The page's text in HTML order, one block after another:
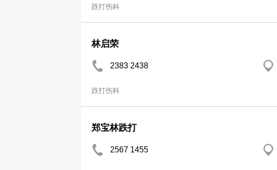
跌打伤科
林启荣
2383 2438
跌打伤科
郑宝林跌打
2567 1455